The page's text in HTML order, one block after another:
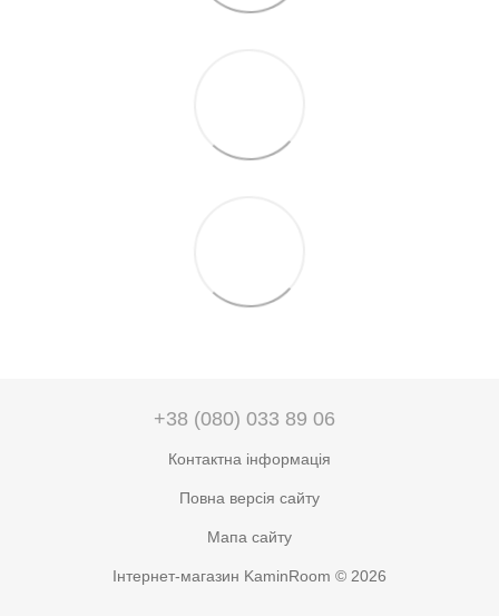
+38 (080) 033 89 06
Контактна інформація
Повна версія сайту
Мапа сайту
Інтернет-магазин KaminRoom © 2026